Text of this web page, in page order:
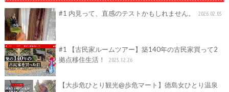
#1 内見って、直感のテストかもしれません。 2026.02.05
#1 【古民家ルームツアー】築140年の古民家買って2
拠点移住生活！
2025.12.26
【大歩危ひとり観光@歩危マート】徳島女ひとり温泉